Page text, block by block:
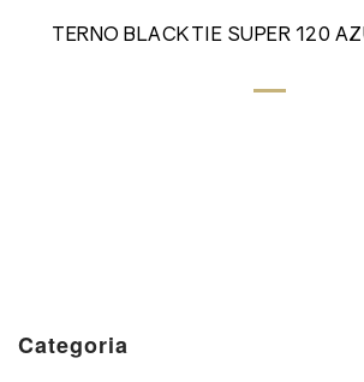
TERNO BLACKTIE SUPER 120
Categoria